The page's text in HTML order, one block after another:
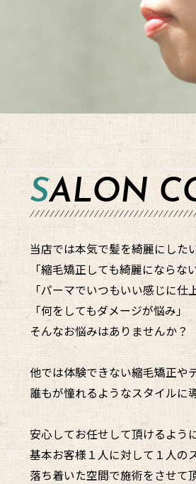
SALON
当店では本気で髪を綺麗にした
「縮毛矯正しても綺麗にならない
「パーマでいつもいい感じに仕
「何をしてもダメージが悩み」
そんなお悩みはありませんか？
他では体験できない縮毛矯正や
誰もが憧れるようなスタイルに
安心してお任せして頂けるよう
基本お客様１人に対して１人の
落ち着いた空間で施術をさせて